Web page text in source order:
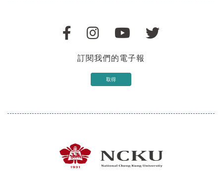
訂閱我們的電子報
取得